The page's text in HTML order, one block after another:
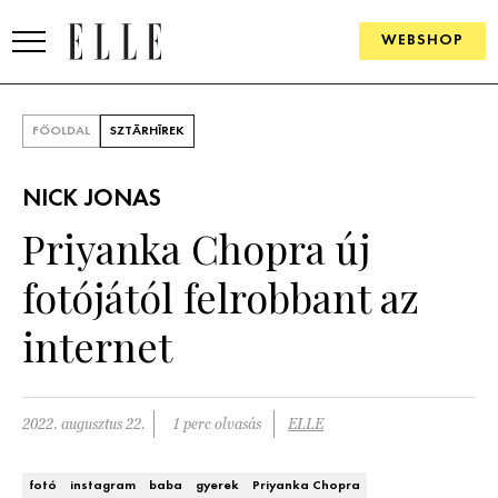
WEBSHOP
SZÉPSÉG
ÉLETMÓD
PÁRKAPCSOLAT
FŐOLDAL SZTÁRHÍREK
NICK JONAS
Priyanka Chopra új
fotójától felrobbant az
internet
2022. augusztus 22. 1 perc olvasás ELLE
fotó instagram baba gyerek Priyanka Chopra